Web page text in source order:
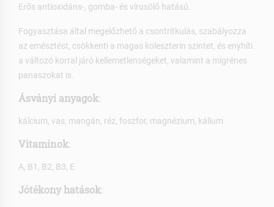
Erős antioxidáns-, gomba- és vírusölő hatású.
Fogyasztása által megelőzhető a csontritkulás, szabályozza
az emésztést, csökkenti a magas koleszterin szintet, és enyhíti
a változó korral járó kellemetlenségeket, valamint a migrénes
panaszokat is.
Ásványi anyagok:
kálcium, vas, mangán, réz, foszfor, magnézium, kálium
Vitaminok:
A, B1, B2, B3, E
Jótékony hatások: